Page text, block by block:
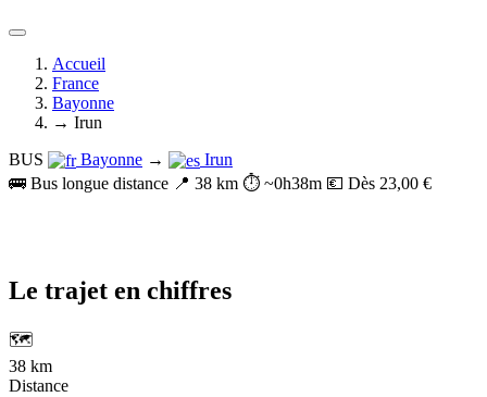
Accueil
France
Bayonne
→ Irun
BUS
Bayonne →
Irun
🚌 Bus longue distance 📍 38 km ⏱️ ~0h38m 💶 Dès 23,00 €
Le trajet en chiffres
🗺️
38 km
Distance